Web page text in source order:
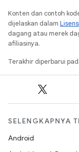
Konten dan contoh
dijelaskan dalam
dagang atau merek
afiliasinya.
Terakhir diperbarui
SELENGKAPNYA
Android